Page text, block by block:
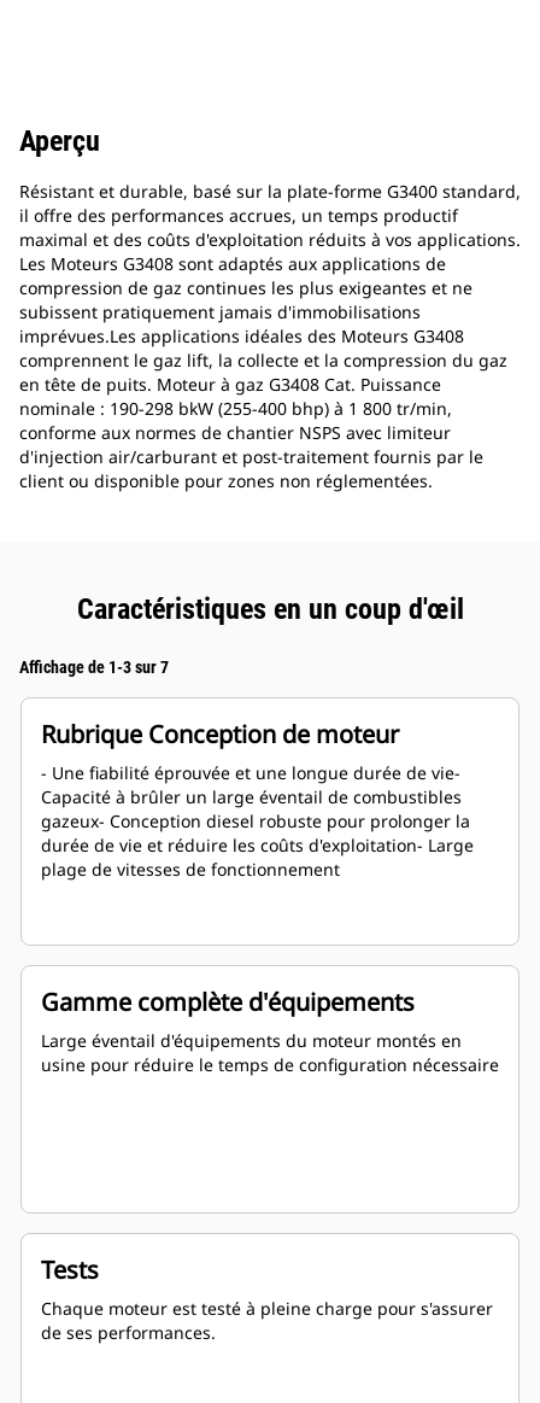
Aperçu
Résistant et durable, basé sur la plate-forme G3400 standard,
il offre des performances accrues, un temps productif
maximal et des coûts d'exploitation réduits à vos applications.
Les Moteurs G3408 sont adaptés aux applications de
compression de gaz continues les plus exigeantes et ne
subissent pratiquement jamais d'immobilisations
imprévues.Les applications idéales des Moteurs G3408
comprennent le gaz lift, la collecte et la compression du gaz
en tête de puits. Moteur à gaz G3408 Cat. Puissance
nominale : 190-298 bkW (255-400 bhp) à 1 800 tr/min,
conforme aux normes de chantier NSPS avec limiteur
d'injection air/carburant et post-traitement fournis par le
client ou disponible pour zones non réglementées.
Caractéristiques en un coup d'œil
Affichage de 1-3 sur 7
Rubrique Conception de moteur
- Une fiabilité éprouvée et une longue durée de vie-
Capacité à brûler un large éventail de combustibles
gazeux- Conception diesel robuste pour prolonger la
durée de vie et réduire les coûts d'exploitation- Large
plage de vitesses de fonctionnement
Gamme complète d'équipements
Large éventail d'équipements du moteur montés en
usine pour réduire le temps de configuration nécessaire
Tests
Chaque moteur est testé à pleine charge pour s'assurer
de ses performances.